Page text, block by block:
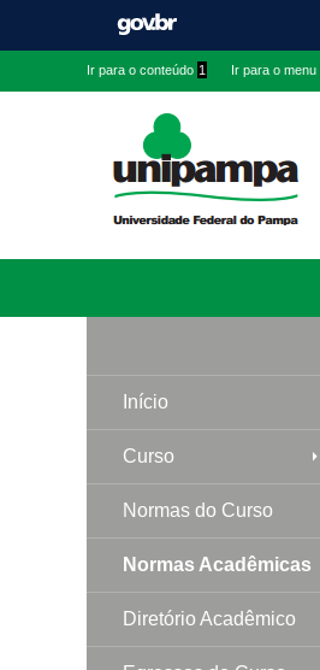
para
para
para
Ir para o conteúdo 1 Ir para o menu
Início
Curso
Normas do Curso
Normas Acadêmicas
Diretório Acadêmico